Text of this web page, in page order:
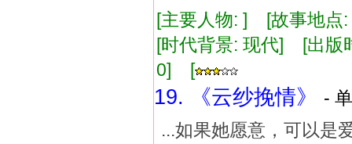
[主要人物: ] [故事地
[时代背景: 现代] [出
0] [
19. 《云纱挽情》
-
...如果她愿意，可以是